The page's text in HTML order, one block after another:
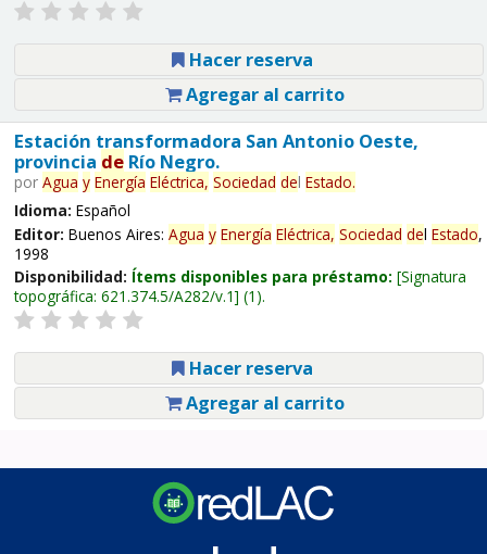
Hacer reserva
Agregar al carrito
Estación transformadora San Antonio Oeste,
provincia deRío Negro.
por Agua y Energía Eléctrica, Sociedad del Estado.
Idioma: Español
Editor: Buenos Aires: Agua y Energía Eléctrica, Sociedad del Estado,
1998
Disponibilidad: Ítems disponibles para préstamo: Signatura
topográfica: 621.374.5/A282/v.1 (1).
Hacer reserva
Agregar al carrito